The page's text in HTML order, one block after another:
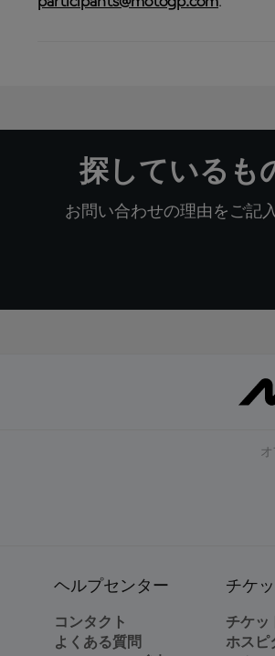
探しているも
お問い合わせの理由をご記
ヘルプセンター
コンタクト
よくある質問
チケ
チケッ
ホスピ